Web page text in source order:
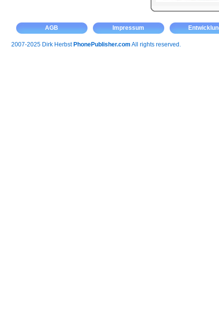
AGB Impressum
2007-2025 Dirk Herbst PhonePublisher.com All rights reserved.